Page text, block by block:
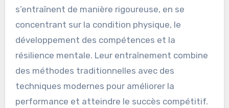
s’entraînent de manière rigoureuse, en se
concentrant sur la condition physique, le
développement des compétences et la
résilience mentale. Leur entraînement combine
des méthodes traditionnelles avec des
techniques modernes pour améliorer la
performance et atteindre le succès compétitif.